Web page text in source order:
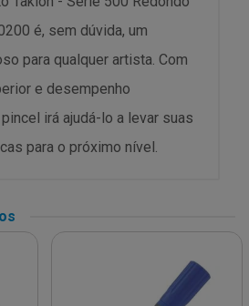
é, sem dúvida, um
para qualquer artista. Com
e desempenho
irá ajudá-lo a levar suas
para o próximo nível.